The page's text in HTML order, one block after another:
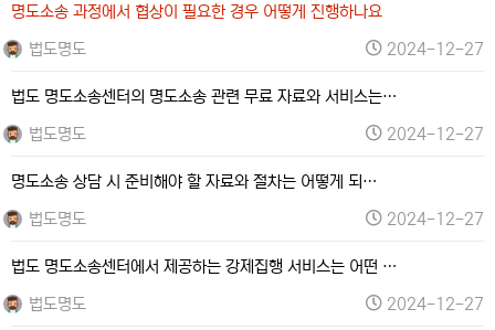
명도소송 과정에서 협상이 필요한 경우 어떻게 진행하나요
법도명도
2024-12-27
법도 명도소송센터의 명도소송 관련 무료 자료와 서비스는…
법도명도
2024-12-27
명도소송 상담 시 준비해야 할 자료와 절차는 어떻게 되…
법도명도
2024-12-27
법도 명도소송센터에서 제공하는 강제집행 서비스는 어떤 …
법도명도
2024-12-27